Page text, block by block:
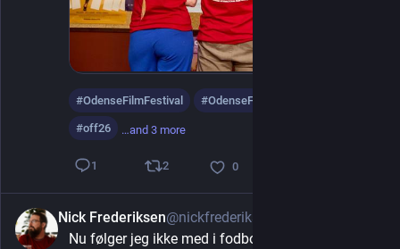
#OdenseFilmFestival #OdenseFilmFestival2026
#off26 …and 3 more
1 2 0
Nick Frederiksen@nickfrederiksen
Nu følger jeg ikke med i fodbold. Det har aldrig